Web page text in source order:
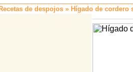
Recetas de despojos » Hígado de cordero